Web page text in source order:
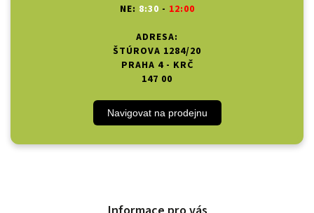
NE: 8:30 - 12:00
ADRESA:
ŠTÚROVA 1284/20
PRAHA 4 - KRČ
147 00
Navigovat na prodejnu